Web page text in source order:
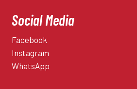
Social Media
Facebook
Instagram
WhatsApp